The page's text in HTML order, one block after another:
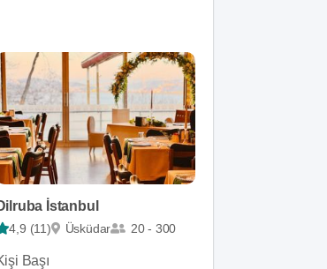
İstanbul
4,9 (11) Üsküdar 20 - 300
Başı